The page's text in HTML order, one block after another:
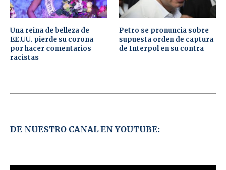
Una reina de belleza de
EE.UU. pierde su corona
por hacer comentarios
racistas
Petro se pronuncia sobre
supuesta orden de captura
de Interpol en su contra
DE NUESTRO CANAL EN YOUTUBE: